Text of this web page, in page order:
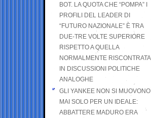
BOT. LA QUOTA CHE “POMPA” I
PROFILI DEL LEADER DI
“FUTURO NAZIONALE” È TRA
DUE-TRE VOLTE SUPERIORE
RISPETTO A QUELLA
NORMALMENTE RISCONTRATA
IN DISCUSSIONI POLITICHE
ANALOGHE
GLI YANKEE NON SI MUOVONO
MAI SOLO PER UN IDEALE:
ABBATTERE MADURO ERA